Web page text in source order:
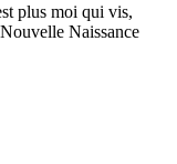
plus moi qui vis,
Naissance